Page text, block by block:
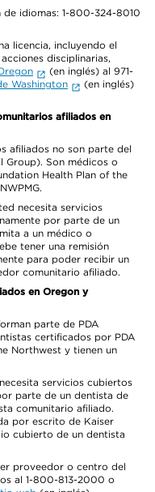
idiomas: 1-800-324-8010
licencia, incluyendo el
disciplinarias,
(en inglés) al 971-
Washington
(en inglés)
afiliados en
afiliados no son parte del
Group). Son médicos o
Health Plan of the
necesita servicios
por parte de un
a un médico o
tener una remisión
para poder recibir un
comunitario afiliado.
en Oregon y
parte de PDA
certificados por PDA
Northwest y tienen un
servicios cubiertos
parte de un dentista de
comunitario afiliado.
por escrito de Kaiser
cubierto de un dentista
proveedor o centro del
al 1-800-813-2000 o